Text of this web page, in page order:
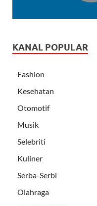
KANAL POPULAR
Fashion
Kesehatan
Otomotif
Musik
Selebriti
Kuliner
Serba-Serbi
Olahraga